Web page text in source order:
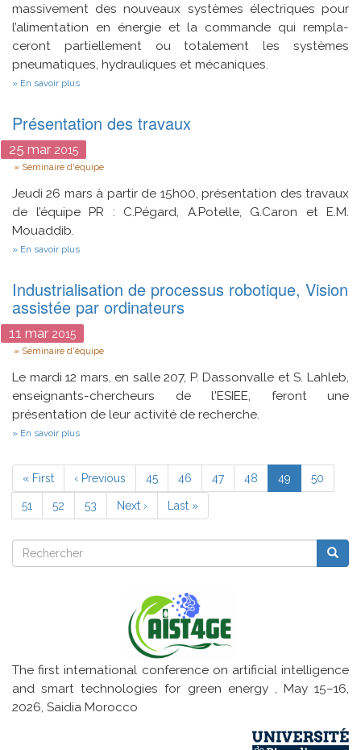
massivement des nouveaux systèmes électriques pour
l’alimentation en énergie et la commande qui rempla-
ceront partiellement ou totalement les systèmes
pneumatiques, hydrauliques et mécaniques.
En savoir plus
Présentation des travaux
25 mar2015
Type
Séminaire d'équipe
Jeudi 26 mars à partir de 15h00, présentation des travaux
de l’équipe PR : C.Pégard, A.Potelle, G.Caron et E.M.
Mouaddib.
En savoir plus
travaux
Industrialisation de processus robotique, Vision
assistée par ordinateurs
11 mar2015
Type
Séminaire d'équipe
Le mardi 12 mars, en salle 207, P. Dassonvalle et S. Lahleb,
enseignants-chercheurs de l'ESIEE, feront une
présentation de leur activité de recherche.
En savoir plus
robotique,
Vision
assistée
par
Pagination
Première
page
« First
Page
précédente
‹ Previous Page
45 Page
46 Page
47 Page
48
Page
courante
49 Page
50
Page
51 Page
52 Page
53
Page
suivante
Next ›
Dernière
page
Last »
Rechercher
Rechercher
The first international conference on artificial intelligence
and smart technologies for green energy , May 15–16,
2026, Saidia Morocco